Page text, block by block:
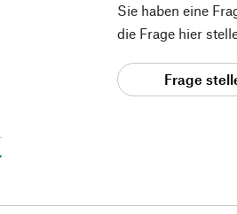
Sie haben eine
die Frage hier
Frage